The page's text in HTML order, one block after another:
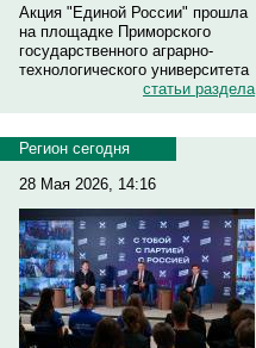
Акция "Единой России" прошла
на площадке Приморского
государственного аграрно-
технологического университета
статьи раздела
Регион сегодня
28 Мая 2026, 14:16